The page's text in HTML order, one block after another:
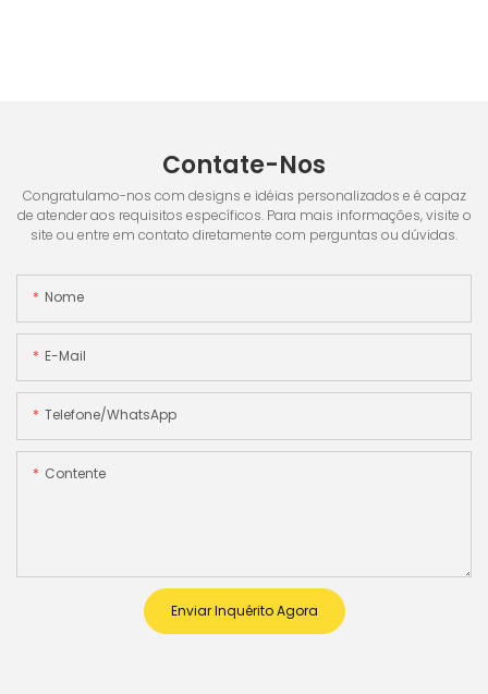
Contate-Nos
Congratulamo-nos com designs e idéias personalizados e é capaz
de atender aos requisitos específicos. Para mais informações, visite o
site ou entre em contato diretamente com perguntas ou dúvidas.
Nome
E-Mail
Telefone/WhatsApp
Contente
Enviar Inquérito Agora